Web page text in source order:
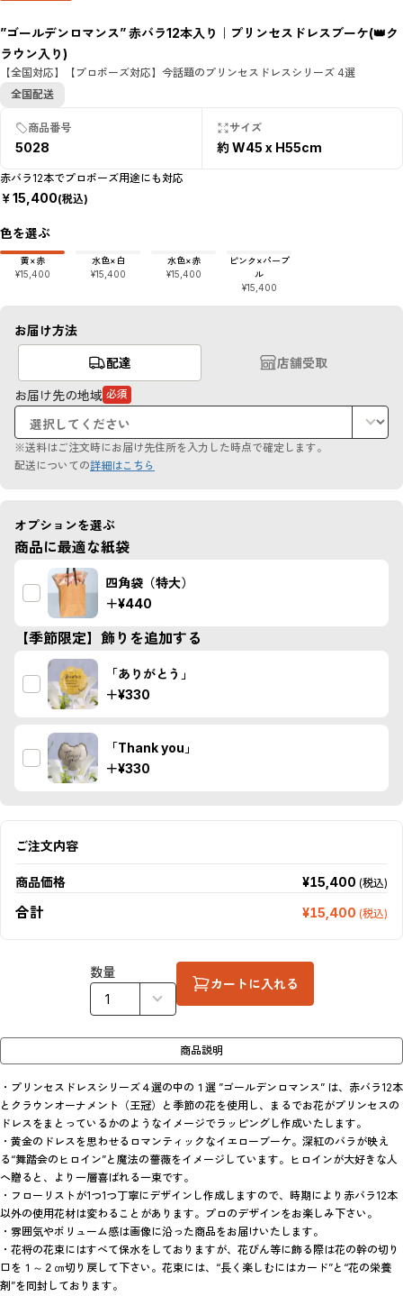
”ゴールデンロマンス” 赤バラ12本入り｜プリンセスドレスブーケ(👑ク
ラウン入り)
【全国対応】【プロポーズ対応】今話題のプリンセスドレスシリーズ 4選
全国配送
商品番号
5028
サイズ
約 W45 x H55cm
赤バラ12本でプロポーズ用途にも対応
￥15,400(税込)
色を選ぶ
黄×赤
¥15,400
水色×白
¥15,400
水色×赤
¥15,400
ピンク×パープ
ル
¥15,400
お届け方法
配達 店舗受取
お届け先の地域 必須
（必
須
項
目）
※送料はご注文時にお届け先住所を入力した時点で確定します。
配送についての詳細はこちら
オプションを選ぶ
商品に最適な紙袋
四角袋（特大）
＋¥440
【季節限定】飾りを追加する
「ありがとう」
＋¥330
「Thank you」
＋¥330
ご注文内容
商品価格 ¥15,400 (税込)
合計 ¥15,400 (税込)
数量
カートに入れる
商品説明
・プリンセスドレスシリーズ４選の中の１選 ”ゴールデンロマンス” は、赤バラ12本
とクラウンオーナメント（王冠）と季節の花を使用し、まるでお花がプリンセスの
ドレスをまとっているかのようなイメージでラッピングし作成いたします。
・黄金のドレスを思わせるロマンティックなイエローブーケ。深紅のバラが映え
る“舞踏会のヒロイン”と魔法の薔薇をイメージしています。ヒロインが大好きな人
へ贈ると、より一層喜ばれる一束です。
・フローリストが1つ1つ丁寧にデザインし作成しますので、時期により赤バラ12本
以外の使用花材は変わることがあります。プロのデザインをお楽しみ下さい。
・雰囲気やボリューム感は画像に沿った商品をお届けいたします。
・花将の花束にはすべて保水をしておりますが、花びん等に飾る際は花の幹の切り
口を１～２㎝切り戻して下さい。花束には、“長く楽しむにはカード”と“花の栄養
剤”を同封しております。